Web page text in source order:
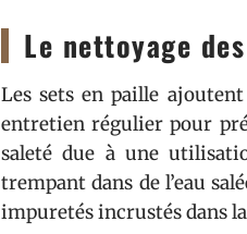
Le nettoyage
Les sets en paille
entretien régulier pour
saleté due à une
trempant dans de l’eau
impuretés incrustés dans